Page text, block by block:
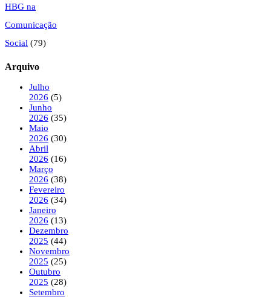
HBG na
Comunicação
Social (79)
Arquivo
Julho
2026 (5)
Junho
2026 (35)
Maio
2026 (30)
Abril
2026 (16)
Março
2026 (38)
Fevereiro
2026 (34)
Janeiro
2026 (13)
Dezembro
2025 (44)
Novembro
2025 (25)
Outubro
2025 (28)
Setembro